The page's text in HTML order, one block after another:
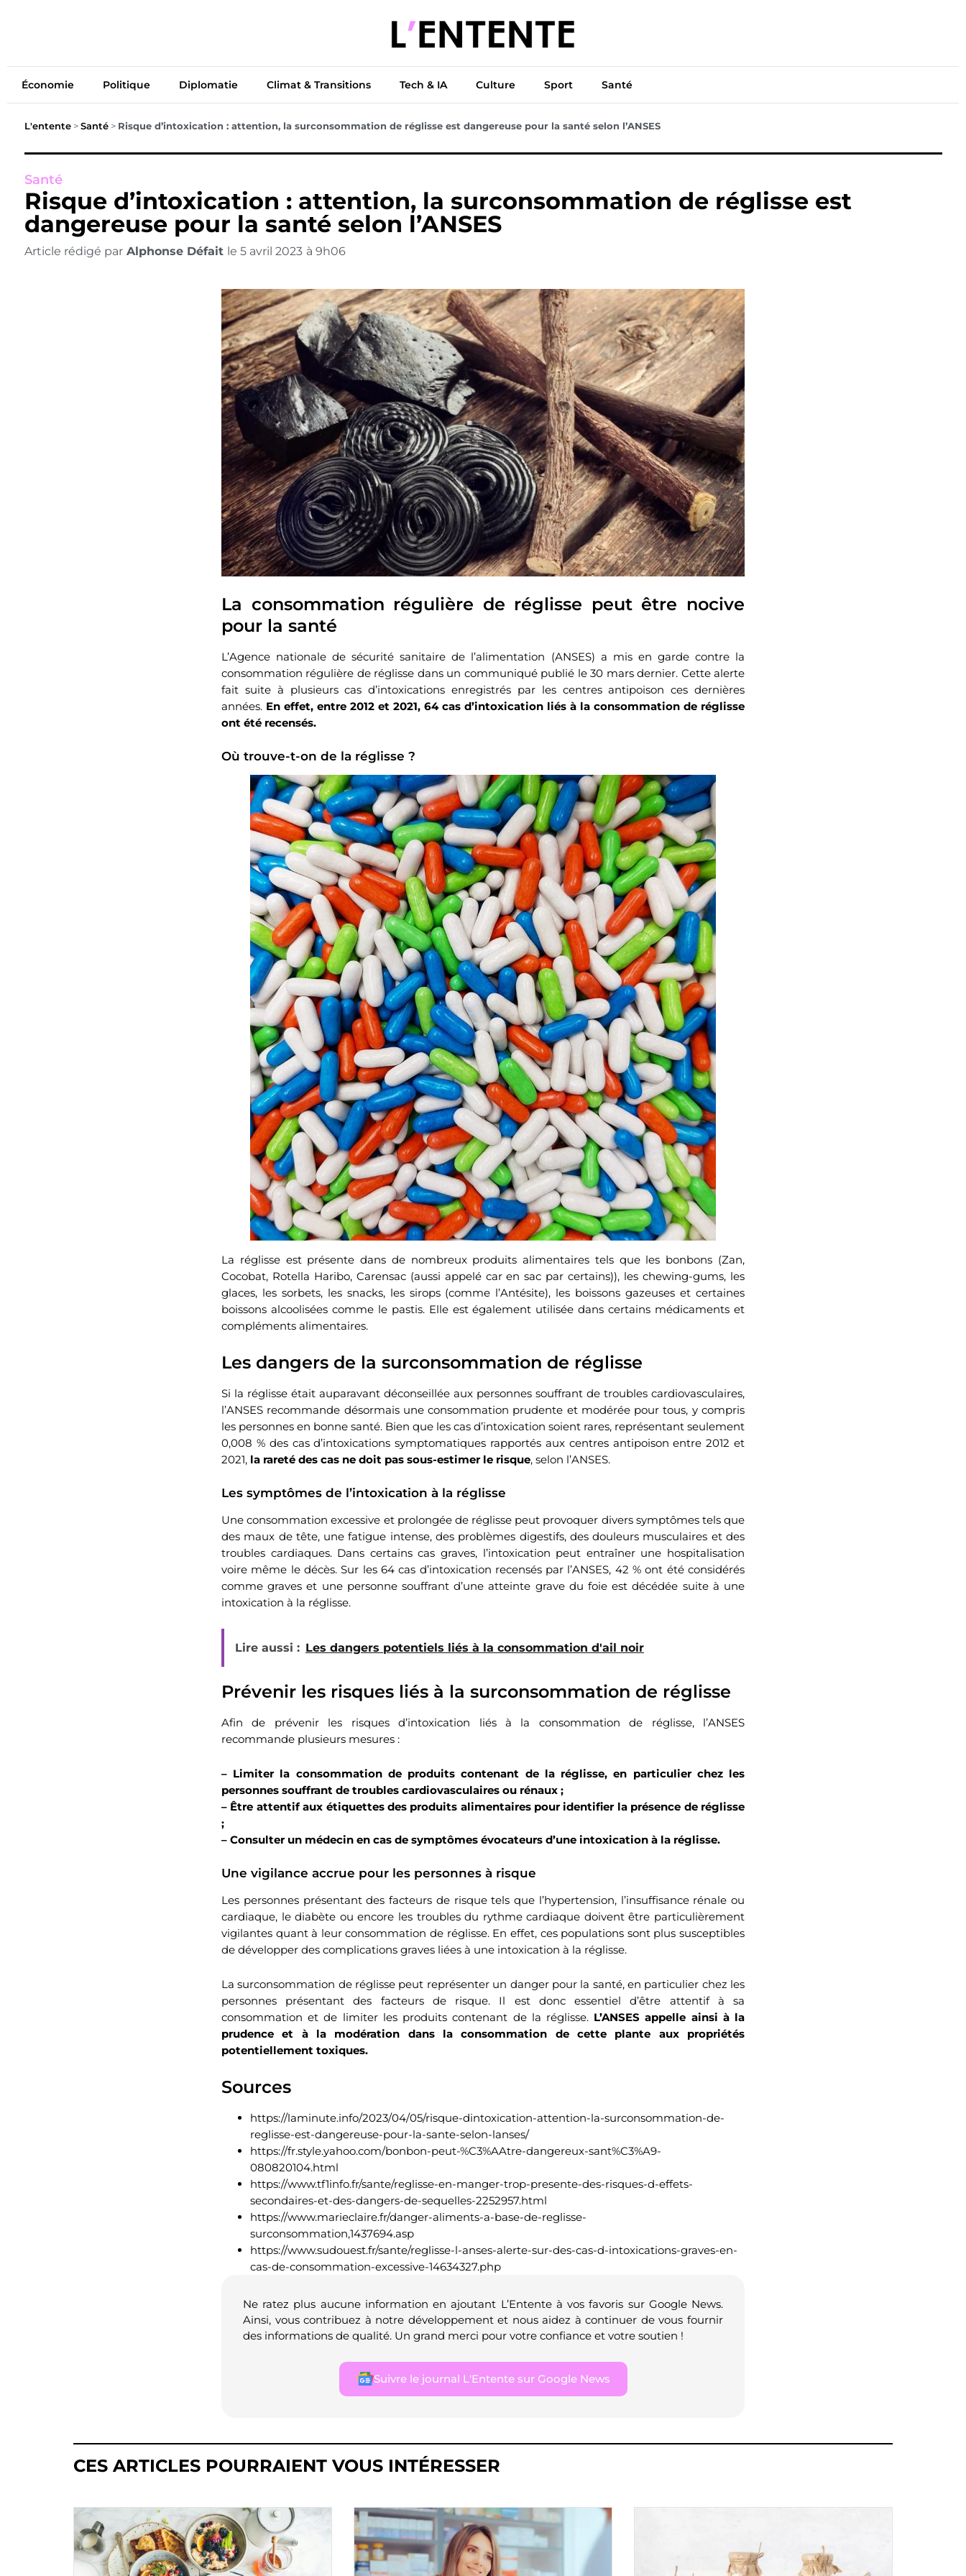
Diplomatie Climat & Transitions Tech & IA
Économie Politique Diplomatie Climat & Transitions Tech & IA Culture Sport Santé
L'entente> Santé> Risque d’intoxication : attention, la surconsommation de réglisse est dangereuse pour la santé selon l’ANSES
Santé
Risque d’intoxication : attention, la surconsommation de réglisse est
dangereuse pour la santé selon l’ANSES
Article rédigé par Alphonse Défait le 5 avril 2023 à 9h06
La consommation régulière de réglisse peut être nocive
pour la santé
L’Agence nationale de sécurité sanitaire de l’alimentation (ANSES) a mis en garde contre la
consommation régulière de réglisse dans un communiqué publié le 30 mars dernier. Cette alerte
fait suite à plusieurs cas d’intoxications enregistrés par les centres antipoison ces dernières
années. En effet, entre 2012 et 2021, 64 cas d’intoxication liés à la consommation de réglisse
ont été recensés.
Où trouve-t-on de la réglisse ?
La réglisse est présente dans de nombreux produits alimentaires tels que les bonbons (Zan,
Cocobat, Rotella Haribo, Carensac (aussi appelé car en sac par certains)), les chewing-gums, les
glaces, les sorbets, les snacks, les sirops (comme l’Antésite), les boissons gazeuses et certaines
boissons alcoolisées comme le pastis. Elle est également utilisée dans certains médicaments et
compléments alimentaires.
Les dangers de la surconsommation de réglisse
Si la réglisse était auparavant déconseillée aux personnes souffrant de troubles cardiovasculaires,
l’ANSES recommande désormais une consommation prudente et modérée pour tous, y compris
les personnes en bonne santé. Bien que les cas d’intoxication soient rares, représentant seulement
0,008 % des cas d’intoxications symptomatiques rapportés aux centres antipoison entre 2012 et
2021, la rareté des cas ne doit pas sous-estimer le risque, selon l’ANSES.
Les symptômes de l’intoxication à la réglisse
Une consommation excessive et prolongée de réglisse peut provoquer divers symptômes tels que
des maux de tête, une fatigue intense, des problèmes digestifs, des douleurs musculaires et des
troubles cardiaques. Dans certains cas graves, l’intoxication peut entraîner une hospitalisation
voire même le décès. Sur les 64 cas d’intoxication recensés par l’ANSES, 42 % ont été considérés
comme graves et une personne souffrant d’une atteinte grave du foie est décédée suite à une
intoxication à la réglisse.
Lire aussi : Les dangers potentiels liés à la consommation d'ail noir
Prévenir les risques liés à la surconsommation de réglisse
Afin de prévenir les risques d’intoxication liés à la consommation de réglisse, l’ANSES
recommande plusieurs mesures :
– Limiter la consommation de produits contenant de la réglisse, en particulier chez les
personnes souffrant de troubles cardiovasculaires ou rénaux ;
– Être attentif aux étiquettes des produits alimentaires pour identifier la présence de réglisse
;
– Consulter un médecin en cas de symptômes évocateurs d’une intoxication à la réglisse.
Une vigilance accrue pour les personnes à risque
Les personnes présentant des facteurs de risque tels que l’hypertension, l’insuffisance rénale ou
cardiaque, le diabète ou encore les troubles du rythme cardiaque doivent être particulièrement
vigilantes quant à leur consommation de réglisse. En effet, ces populations sont plus susceptibles
de développer des complications graves liées à une intoxication à la réglisse.
La surconsommation de réglisse peut représenter un danger pour la santé, en particulier chez les
personnes présentant des facteurs de risque. Il est donc essentiel d’être attentif à sa
consommation et de limiter les produits contenant de la réglisse. L’ANSES appelle ainsi à la
prudence et à la modération dans la consommation de cette plante aux propriétés
potentiellement toxiques.
Sources
https://laminute.info/2023/04/05/risque-dintoxication-attention-la-surconsommation-de-
reglisse-est-dangereuse-pour-la-sante-selon-lanses/
https://fr.style.yahoo.com/bonbon-peut-%C3%AAtre-dangereux-sant%C3%A9-
080820104.html
https://www.tf1info.fr/sante/reglisse-en-manger-trop-presente-des-risques-d-effets-
secondaires-et-des-dangers-de-sequelles-2252957.html
https://www.marieclaire.fr/danger-aliments-a-base-de-reglisse-
surconsommation,1437694.asp
https://www.sudouest.fr/sante/reglisse-l-anses-alerte-sur-des-cas-d-intoxications-graves-en-
cas-de-consommation-excessive-14634327.php
Ne ratez plus aucune information en ajoutant L’Entente à vos favoris sur Google News.
Ainsi, vous contribuez à notre développement et nous aidez à continuer de vous fournir
des informations de qualité. Un grand merci pour votre confiance et votre soutien !
Suivre le journal L'Entente sur Google News
CES ARTICLES POURRAIENT VOUS INTÉRESSER